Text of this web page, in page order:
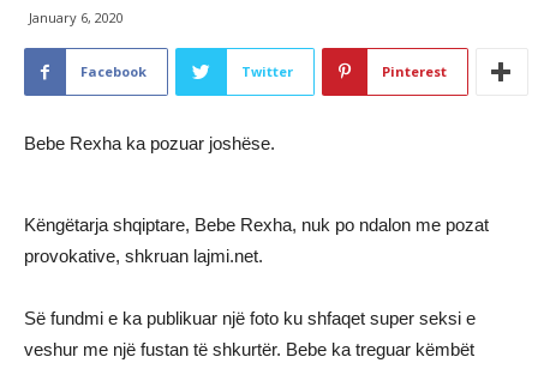
January 6, 2020
Facebook Twitter Pinterest
Bebe Rexha ka pozuar joshëse.
Këngëtarja shqiptare, Bebe Rexha, nuk po ndalon me pozat
provokative, shkruan lajmi.net.
Së fundmi e ka publikuar një foto ku shfaqet super seksi e
veshur me një fustan të shkurtër. Bebe ka treguar këmbët